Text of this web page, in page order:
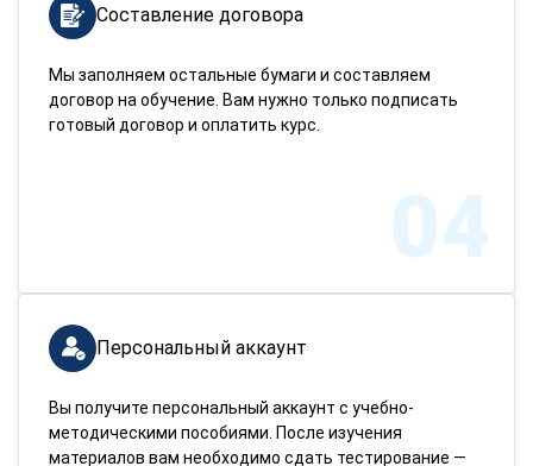
Составление договора
Мы заполняем остальные бумаги и составляем
договор на обучение. Вам нужно только подписать
готовый договор и оплатить курс.
04
Персональный аккаунт
Вы получите персональный аккаунт с учебно-
методическими пособиями. После изучения
материалов вам необходимо сдать тестирование —